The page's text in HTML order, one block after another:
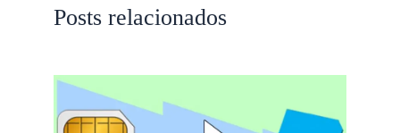
Posts relacionados